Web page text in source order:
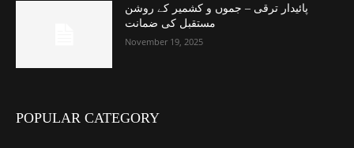
پائیدار ترقی – جموں و کشمیر کے روشن
مستقبل کی ضمانت
November 19, 2025
POPULAR CATEGORY